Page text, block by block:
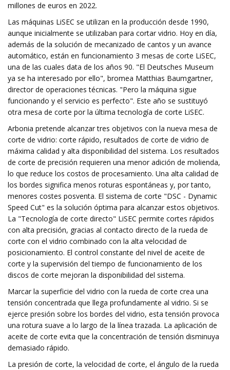
millones de euros en 2022.
Las máquinas LiSEC se utilizan en la producción desde 1990,
aunque inicialmente se utilizaban para cortar vidrio. Hoy en día,
además de la solución de mecanizado de cantos y un avance
automático, están en funcionamiento 3 mesas de corte LiSEC,
una de las cuales data de los años 90. "El Deutsches Museum
ya se ha interesado por ello", bromea Matthias Baumgartner,
director de operaciones técnicas. "Pero la máquina sigue
funcionando y el servicio es perfecto". Este año se sustituyó
otra mesa de corte por la última tecnología de corte LiSEC.
Arbonia pretende alcanzar tres objetivos con la nueva mesa de
corte de vidrio: corte rápido, resultados de corte de vidrio de
máxima calidad y alta disponibilidad del sistema. Los resultados
de corte de precisión requieren una menor adición de molienda,
lo que reduce los costos de procesamiento. Una alta calidad de
los bordes significa menos roturas espontáneas y, por tanto,
menores costes posventa. El sistema de corte "DSC - Dynamic
Speed ​​Cut" es la solución óptima para alcanzar estos objetivos.
La "Tecnología de corte directo" LiSEC permite cortes rápidos
con alta precisión, gracias al contacto directo de la rueda de
corte con el vidrio combinado con la alta velocidad de
posicionamiento. El control constante del nivel de aceite de
corte y la supervisión del tiempo de funcionamiento de los
discos de corte mejoran la disponibilidad del sistema.
Marcar la superficie del vidrio con la rueda de corte crea una
tensión concentrada que llega profundamente al vidrio. Si se
ejerce presión sobre los bordes del vidrio, esta tensión provoca
una rotura suave a lo largo de la línea trazada. La aplicación de
aceite de corte evita que la concentración de tensión disminuya
demasiado rápido.
La presión de corte, la velocidad de corte, el ángulo de la rueda